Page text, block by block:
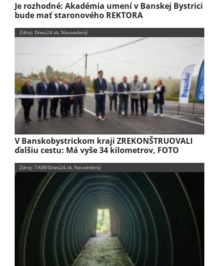
Je rozhodné: Akadémia umení v Banskej Bystrici
bude mať staronového REKTORA
Zdroj: Dnes24.sk, Neuvedený
V Banskobystrickom kraji ZREKONŠTRUOVALI
ďalšiu cestu: Má vyše 34 kilometrov, FOTO
Zdroj: TASR/Dnes24.sk, Neuvedený